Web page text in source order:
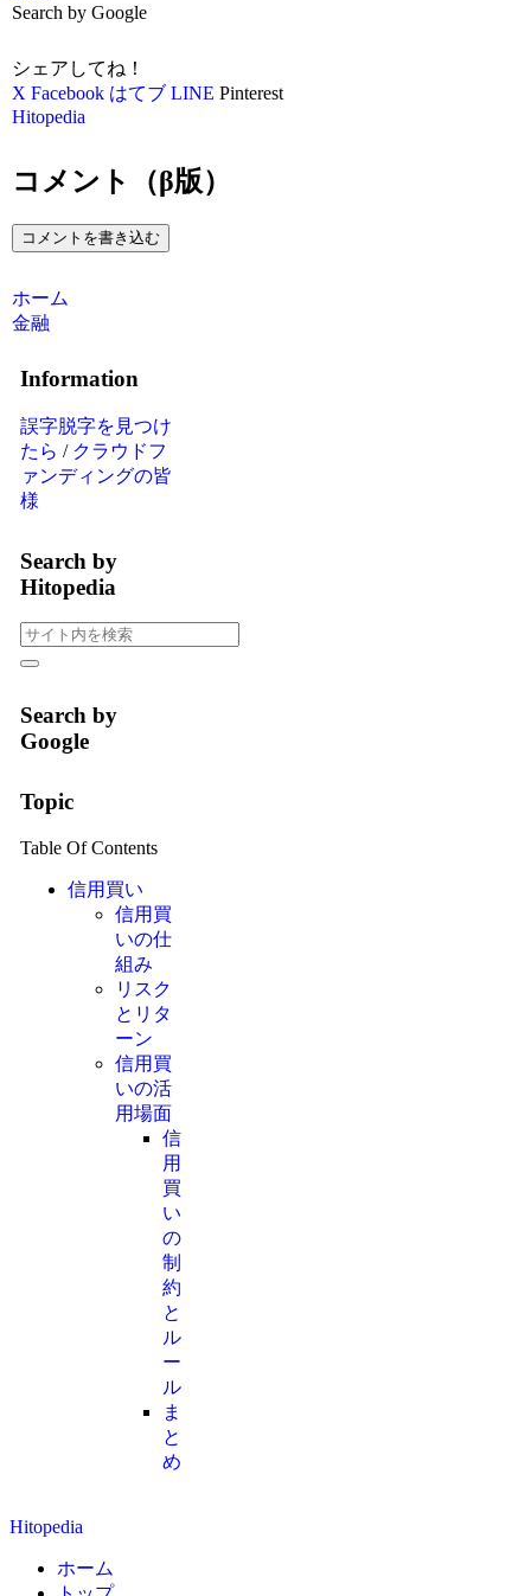
Search by Google
シェアしてね！
X Facebook はてブ LINE Pinterest
Hitopedia
コメント（β版）
コメントを書き込む
ホーム
金融
Information
誤字脱字を見つけ
たら / クラウドフ
ァンディングの皆
様
Search by
Hitopedia
Search by
Google
Topic
Table Of Contents
信用買い
信用買
いの仕
組み
リスク
とリタ
ーン
信用買
いの活
用場面
信
用
買
い
の
制
約
と
ル
ー
ル
ま
と
め
Hitopedia
ホーム